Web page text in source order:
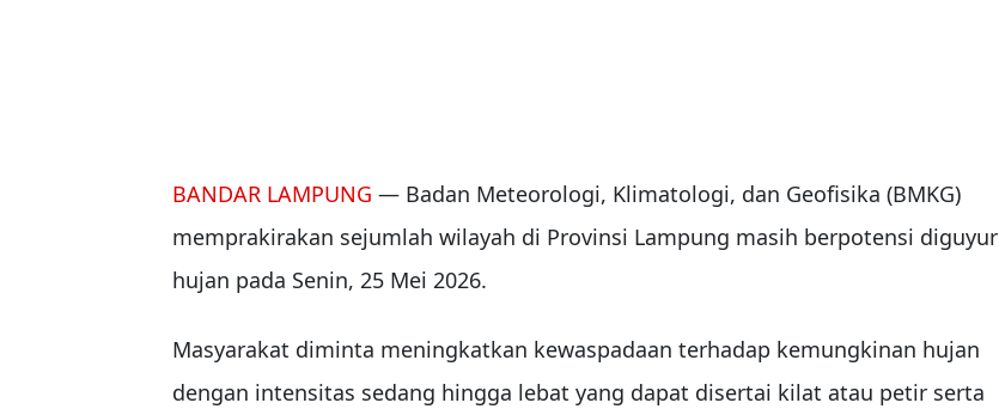
BANDAR LAMPUNG — Badan Meteorologi, Klimatologi, dan Geofisika (BMKG)
memprakirakan sejumlah wilayah di Provinsi Lampung masih berpotensi diguyur
hujan pada Senin, 25 Mei 2026.
Masyarakat diminta meningkatkan kewaspadaan terhadap kemungkinan hujan
dengan intensitas sedang hingga lebat yang dapat disertai kilat atau petir serta